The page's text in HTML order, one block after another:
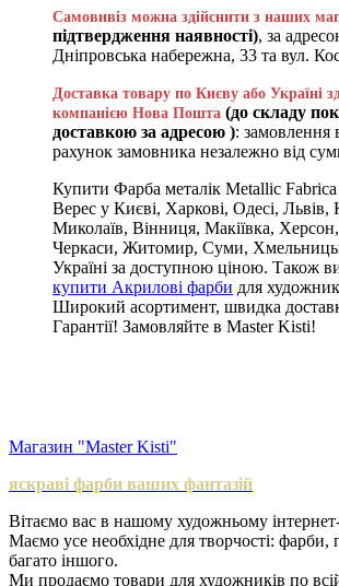
Самовивіз можна здійснити з наших
підтвердження наявності), за
Дніпровська набережна, 33 та вул.
Доставка товару по Києву або Україні
компанією Нова Пошта (до складу
доставкою за адресою ): замовлення
рахунок замовника незалежно від
Купити Фарба металік Metallic
Верес у Києві, Харкові, Одесі, Львів,
Миколаїв, Вінниця, Макіївка,
Черкаси, Житомир, Суми,
Україні за доступною ціною. Також
купити Акрилові фарби для
Широкий асортимент, швидка
Гарантії! Замовляйте в Master Kisti!
Магазин "Master Kisti"
яскраві фарби ваших фантазій
Вітаємо вас в нашому художньому
Маємо усе необхідне для творчості: фарби,
багато іншого.
Ми продаємо товари для художників по